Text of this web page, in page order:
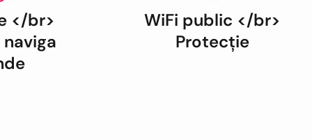
</br>
WiFi public </br>
Protecție